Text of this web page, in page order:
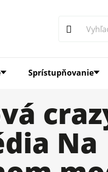
Sprístupňovanie
Na